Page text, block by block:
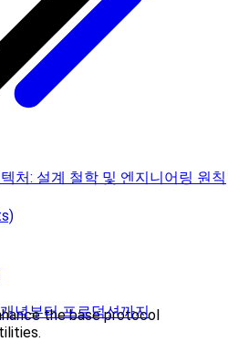
처: 설계 철학 및 엔지니어링 원칙
념부터 프로덕션까지
the base protocol